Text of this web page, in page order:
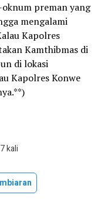
preman yang
mengalami
Kapolres
Kamthibmas di
di lokasi
Kapolres Konwe
kali